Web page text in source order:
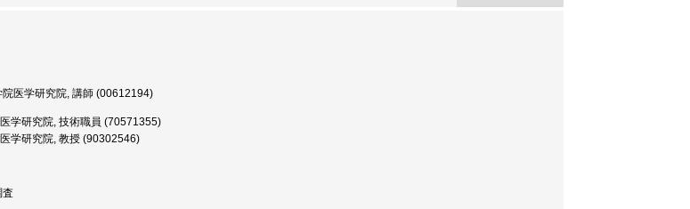
院医学研究院, 講師 (00612194)
学研究院, 技術職員 (70571355)
学研究院, 教授 (90302546)
査